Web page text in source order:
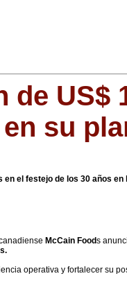
US$
su
el festejo de los 30 años en
McCain Foods
operativa y fortalecer su